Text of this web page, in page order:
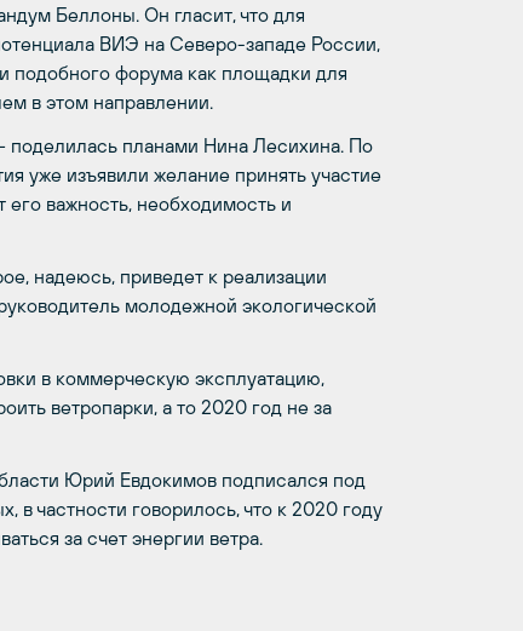
Беллоны. Он гласит, что для
ВИЭ на Северо-западе России,
подобного форума как площадки для
в этом направлении.
поделилась планами Нина Лесихина. По
уже изъявили желание принять участие
важность, необходимость и
надеюсь, приведет к реализации
молодежной экологической
в коммерческую эксплуатацию,
ветропарки, а то 2020 год не за
Юрий Евдокимов подписался под
в частности говорилось, что к 2020 году
за счет энергии ветра.